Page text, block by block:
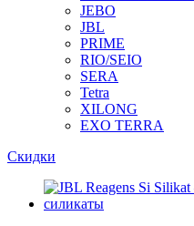
JEBO
JBL
PRIME
RIO/SEIO
SERA
Tetra
XILONG
EXO TERRA
Скидки